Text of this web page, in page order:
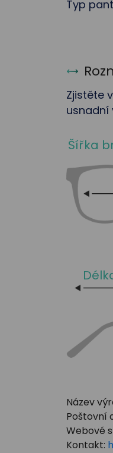
Typ
Zjistěte
usnadní
Šířka
Název
Poštovní
Webové
Kontakt: